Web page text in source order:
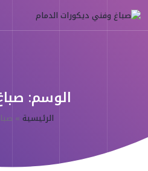
الوسم:
الرئيسية »